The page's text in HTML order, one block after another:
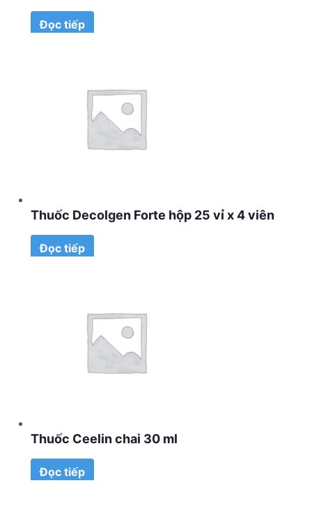
Đọc tiếp
Thuốc Decolgen Forte hộp 25 vỉ x 4 viên
Đọc tiếp
Thuốc Ceelin chai 30 ml
Đọc tiếp